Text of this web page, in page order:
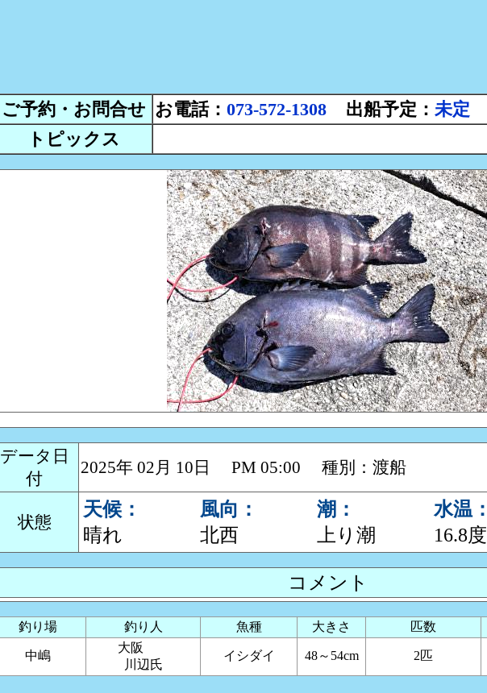
ご予約・お問合せ お電話： 073-572-1308 出船予定： 未定
トピックス
データ日
付
2025年 02月 10日 PM 05:00 種別：渡船
状態
天候：
晴れ
風向：
北西
潮：
上り潮
水温：
16.8度
コメント
釣り場 釣り人 魚種 大きさ 匹数
中嶋
大阪
川辺氏
イシダイ 48～54cm 2匹